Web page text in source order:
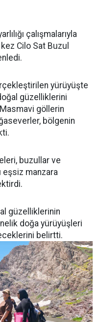
çalışmalarıyla
Cilo Sat Buzul
yürüyüşte
güzelliklerini
göllerin
bölgenin
buzullar ve
manzara
güzelliklerinin
doğa yürüyüşleri
belirtti.